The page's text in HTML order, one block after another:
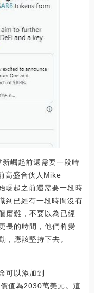
崛起前還需要一段時
高盛合伙人Mike
崛起之前還需要一段時
到已經有一段時間沒有
磨難，不要以為已經
長的時間，他們將變
，應該堅持下去。
可以添加到
值為2030萬美元。這